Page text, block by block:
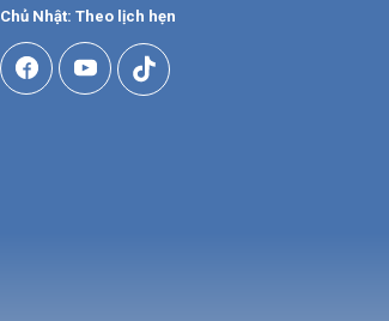
Chủ Nhật: Theo lịch hẹn